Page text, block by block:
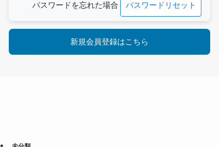
パスワードを忘れた場合 パスワードリセット
新規会員登録はこちら